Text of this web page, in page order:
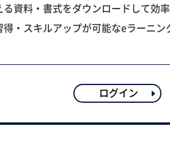
る資料・書式をダウンロードして効
得・スキルアップが可能なeラーニ
ログイン